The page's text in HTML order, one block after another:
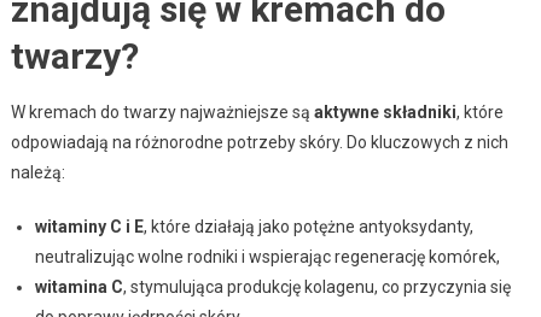
znajdują się w kremach do
twarzy?
W kremach do twarzy najważniejsze są aktywne składniki, które
odpowiadają na różnorodne potrzeby skóry. Do kluczowych z nich
należą:
witaminy C i E, które działają jako potężne antyoksydanty,
neutralizując wolne rodniki i wspierając regenerację komórek,
witamina C, stymulująca produkcję kolagenu, co przyczynia się